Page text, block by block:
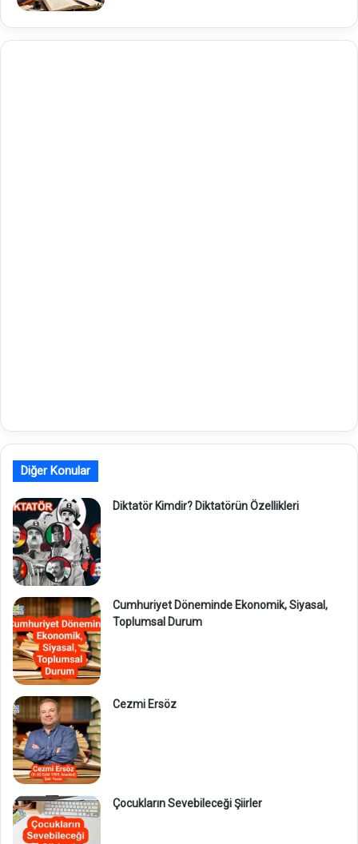
Diğer Konular
Diktatör Kimdir? Diktatörün Özellikleri
Cumhuriyet Döneminde Ekonomik, Siyasal,
Toplumsal Durum
Cezmi Ersöz
Çocukların Sevebileceği Şiirler